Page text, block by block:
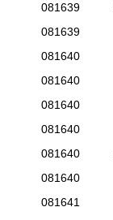
081639
081639
081640
081640
081640
081640
081640
081640
081641